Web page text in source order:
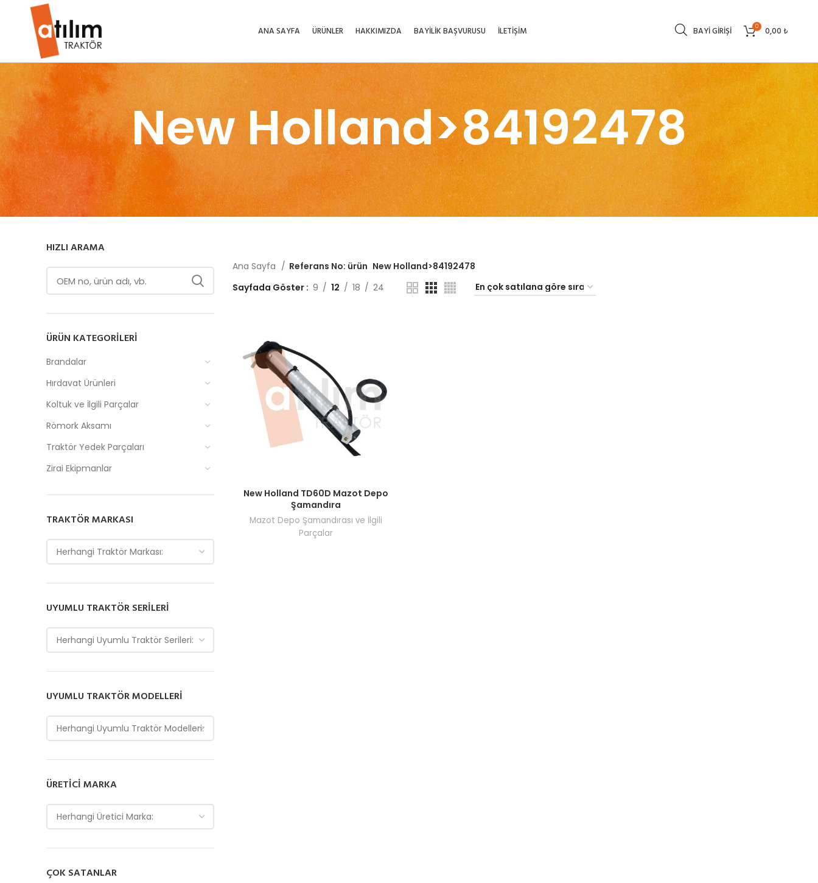
ANA SAYFA ÜRÜNLER HAKKIMIZDA BAYİLİK BAŞVURUSU İLETİŞİM BAYI GIRIŞI 0 0,00₺
New Holland>84192478
HIZLI ARAMA
ÜRÜN KATEGORILERI
Brandalar
Hırdavat Ürünleri
Koltuk ve İlgili Parçalar
Römork Aksamı
Traktör Yedek Parçaları
Zirai Ekipmanlar
TRAKTÖR MARKASI
Herhangi Traktör Markası:
UYUMLU TRAKTÖR SERILERI
Herhangi Uyumlu Traktör Serileri:
UYUMLU TRAKTÖR MODELLERI
Herhangi Uyumlu Traktör Modelleri:
ÜRETICI MARKA
Herhangi Üretici Marka:
ÇOK SATANLAR
Ana Sayfa Referans No: ürün New Holland>84192478
Sayfada Göster
9 12 18 24
Fiyatları görmek için bayi girişi yapın.
New Holland TD60D Mazot Depo
Şamandıra
Mazot Depo Şamandırası ve İlgili
Parçalar